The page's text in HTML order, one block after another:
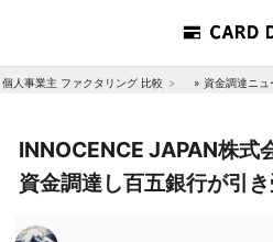
個人事業主 ファクタリング 比較 » 資金調達ニ
INNOCENCE JAPAN株式
資金調達し百五銀行が引